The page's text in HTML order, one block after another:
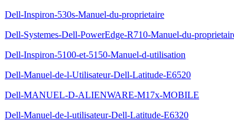
Dell-Inspiron-530s-Manuel-du-proprietaire
Dell-Systemes-Dell-PowerEdge-R710-Manuel-du-
Dell-Inspiron-5100-et-5150-Manuel-d-utilisation
Dell-Manuel-de-l-Utilisateur-Dell-Latitude-E6520
Dell-MANUEL-D-ALIENWARE-M17x-MOBILE
Dell-Manuel-de-l-utilisateur-Dell-Latitude-E6320